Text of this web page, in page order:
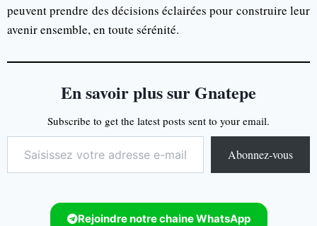
peuvent prendre des décisions éclairées pour construire leur
avenir ensemble, en toute sérénité.
En savoir plus sur Gnatepe
Subscribe to get the latest posts sent to your email.
Abonnez-vous
Rejoindre notre chaine WhatsApp